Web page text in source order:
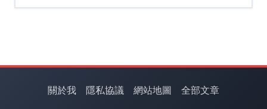
關於我 隱私協議 網站地圖 全部文章